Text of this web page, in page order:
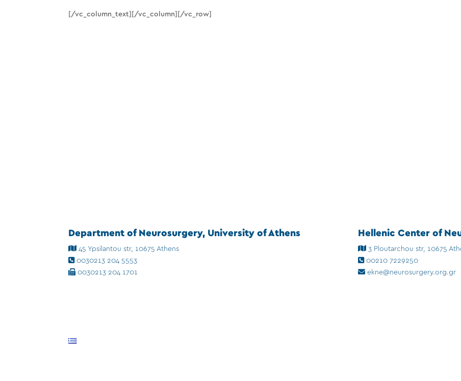
[/vc_column_text][/vc_column][/vc_row]
Department of Neurosurgery, University of Athens
45 Ypsilantou str, 10675 Athens
0030213 204 5553
0030213 204 1701
Hellenic Center of
3 Ploutarchou str, 10675
00210 7229250
ekne@neurosurgery.org.gr